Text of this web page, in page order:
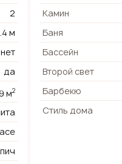
2
м
нет
да
м2
Камин
Баня
Бассейн
Второй свет
Барбекю
Стиль дома